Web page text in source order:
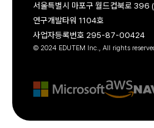
서울특별시 마포구 월드컵북로 396
연구개발타워 1104호
사업자등록번호 295-87-00424
© 2024 EDUTEM Inc., All rights